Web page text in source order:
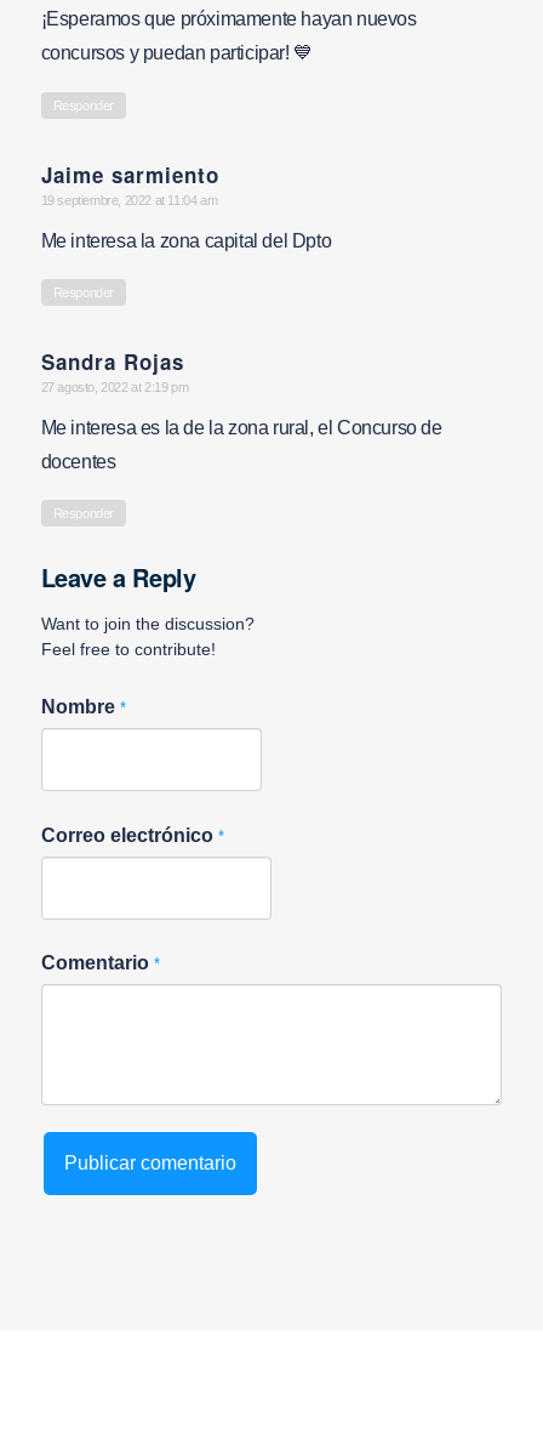
¡Esperamos que próximamente hayan nuevos
concursos y puedan participar! 💙
Responder
Jaime sarmiento
says:
19 septiembre, 2022 at 11:04 am
Me interesa la zona capital del Dpto
Responder
Sandra Rojas
says:
27 agosto, 2022 at 2:19 pm
Me interesa es la de la zona rural, el Concurso de
docentes
Responder
Leave a Reply
Want to join the discussion?
Feel free to contribute!
Nombre *
Correo electrónico *
Comentario *